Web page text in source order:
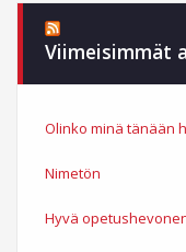
Viimeisimmät
Olinko minä tänään
Nimetön
Hyvä